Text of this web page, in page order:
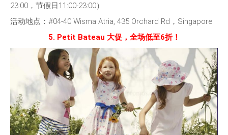
23:00，节假日11:00-23:00）
活动地点： #04-40 Wisma Atria, 435 Orchard Rd， Singapore
5. Petit Bateau 大促，全场低至6折！